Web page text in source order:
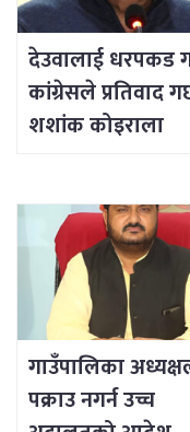
देउवालाई धरपकड
कांग्रेसले प्रतिवाद
शशांक कोइराला
गाउँपालिका
पक्राउ नगर्न उच्च